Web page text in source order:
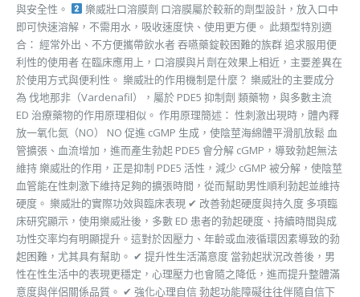
與安全性。
樂威壯口溶膜劑 口溶膜屬於較新的劑型設計，放入口中
即可快速溶解，不需用水，吸收速度快、使用更方便。 此類型特別適
合： 經常外出、不方便攜帶飲水者 吞嚥藥錠較困難的族群 追求服用便
利性的使用者 在臨床應用上，口溶膜與片劑在效果上相近，主要差異在
於使用方式與便利性。 樂威壯的作用機制是什麼？ 樂威壯的主要成分
為 伐地那非（Vardenafil），屬於 PDE5 抑制劑 類藥物，與多數主流
ED 治療藥物的作用原理相似。 作用原理簡述： 性刺激出現時，體內釋
放一氧化氮（NO） NO 促進 cGMP 生成，使陰莖海綿體平滑肌放鬆 血
管擴張、血流增加，進而產生勃起 PDE5 會分解 cGMP，導致勃起無法
維持 樂威壯的作用，正是抑制 PDE5 活性，減少 cGMP 被分解，使陰莖
血管能在性刺激下維持足夠的擴張時間，從而幫助男性順利勃起並維持
硬度。 樂威壯的實際功效與臨床表現 ✔ 改善勃起硬度與持久度 多項臨
床研究顯示，使用樂威壯後，多數 ED 患者的勃起硬度、持續時間與成
功性交率均有明顯提升。這對於因壓力、年齡或血液循環因素導致的勃
起困難，尤其具有幫助。 ✔ 提升性生活滿意度 當勃起狀況改善後，男
性在性生活中的表現更穩定，心理壓力也會隨之降低，進而提升整體滿
意度與伴侶關係品質。 ✔ 強化心理自信 勃起功能障礙往往伴隨自信下